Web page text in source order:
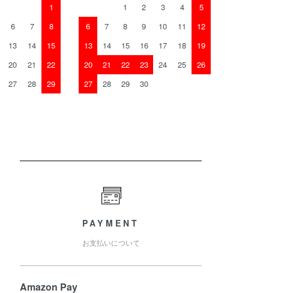
1
6 7
8
13 14
15
20 21
22
27 28
29
1
2 3 4
5
6
7 8 9 10 11
12
13
14 15 16 17 18
19
20
21 22 23 24 25
26
27
28 29 30
PAYMENT
お支払いについて
Amazon Pay